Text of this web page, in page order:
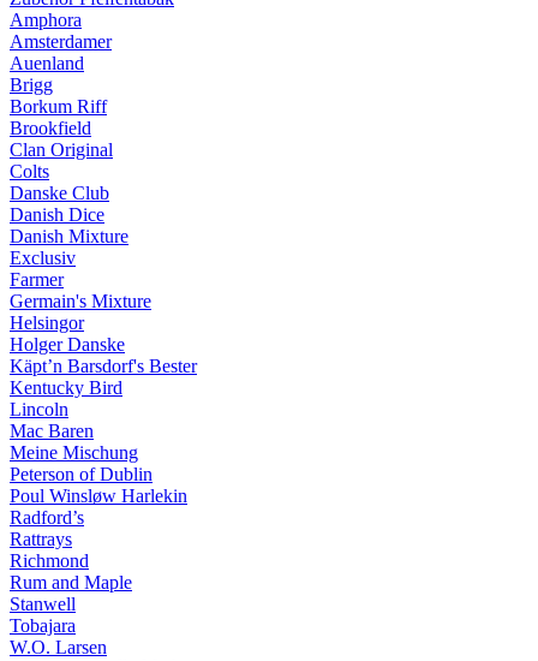
Amphora
Amsterdamer
Auenland
Brigg
Borkum Riff
Brookfield
Clan Original
Colts
Danske Club
Danish Dice
Danish Mixture
Exclusiv
Farmer
Germain's Mixture
Helsingor
Holger Danske
Käpt’n Barsdorf's Bester
Kentucky Bird
Lincoln
Mac Baren
Meine Mischung
Peterson of Dublin
Poul Winsløw Harlekin
Radford’s
Rattrays
Richmond
Rum and Maple
Stanwell
Tobajara
W.O. Larsen